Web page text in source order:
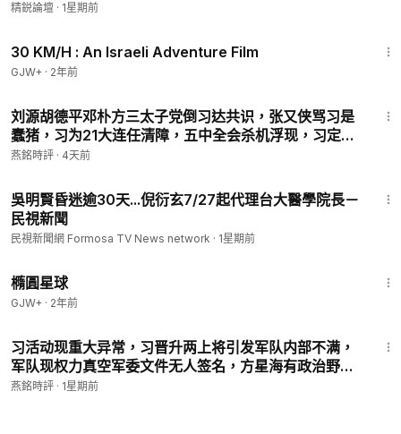
精鋭論壇 · 1星期前
30 KM/H : An Israeli Adventure Film
GJW+ · 2年前
刘源胡德平邓朴方三太子党倒习达共识，张又侠骂习是
蠢猪，习为21大连任清障，五中全会杀机浮现，习定罪
张又侠内幕，张又侠酒后向下属吐心声，习重大军事阴
编-243】
燕銘時評 · 4天前
吳明賢昏迷逾30天...倪衍玄7/27起代理台大醫學院長－
民視新聞
民視新聞網 Formosa TV News network · 1星期前
橢圓星球
GJW+ · 2年前
习活动现重大异常，习晋升两上将引发军队内部不满，
军队现权力真空军委文件无人签名，方星海有政治野心
贿赂政治局委员，方星海获张又侠待遇，中共与深层政
燕銘時評 · 1星期前